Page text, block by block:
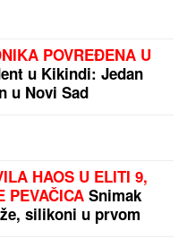
POVREĐENA U
u Kikindi: Jedan
u Novi Sad
HAOS U ELITI 9,
PEVAČICA Snimak
silikoni u prvom